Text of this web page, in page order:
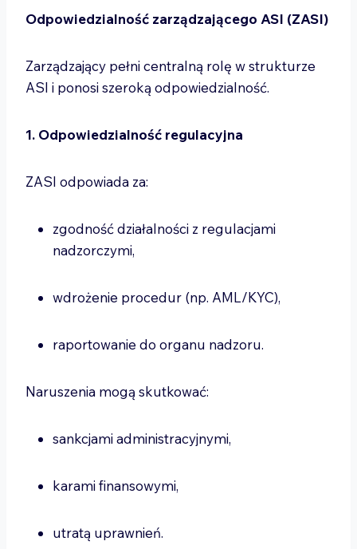
Odpowiedzialność zarządzającego ASI (ZASI)
Zarządzający pełni centralną rolę w strukturze
ASI i ponosi szeroką odpowiedzialność.
1. Odpowiedzialność regulacyjna
ZASI odpowiada za:
zgodność działalności z regulacjami
nadzorczymi,
wdrożenie procedur (np. AML/KYC),
raportowanie do organu nadzoru.
Naruszenia mogą skutkować:
sankcjami administracyjnymi,
karami finansowymi,
utratą uprawnień.